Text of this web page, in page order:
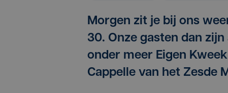
Morgen zit je bij ons
30. Onze gasten dan
onder meer Eigen
Cappelle van het Zesde